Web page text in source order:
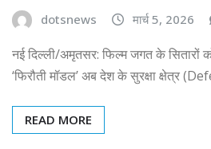
dotsnews मार्च 5, 2026
नई दिल्ली/अमृतसर: फिल्म जगत के सितारों
‘फिरौती मॉडल’ अब देश के सुरक्षा क्षेत्र
READ MORE